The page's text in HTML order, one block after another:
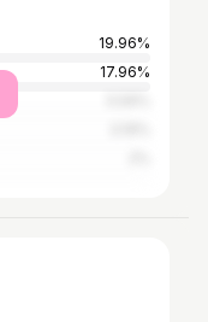
19.96%
17.96%